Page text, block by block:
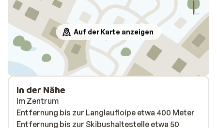
Auf der Karte anzeigen
In der Nähe
Im Zentrum
Entfernung bis zur Langlaufloipe etwa 400 Meter
Entfernung bis zur Skibushaltestelle etwa 50